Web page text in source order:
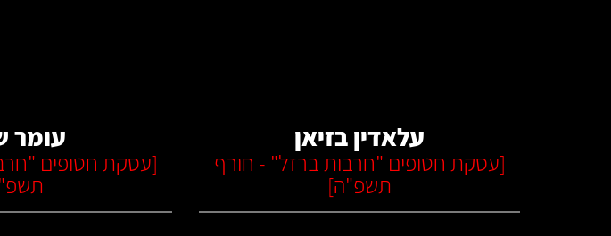
עלאדין בזיאן
[עסקת חטופים "חרבות ברזל" - חורף
תשפ"ה]
עומר
[עסקת חטופים